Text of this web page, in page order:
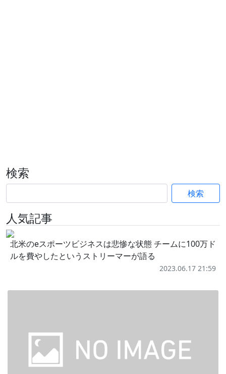
検索
検索
人気記事
北米のeスポーツビジネスは悲惨な状態 チームに100万ド
ルを費やしたというストリーマーが語る
2023.06.17 21:59